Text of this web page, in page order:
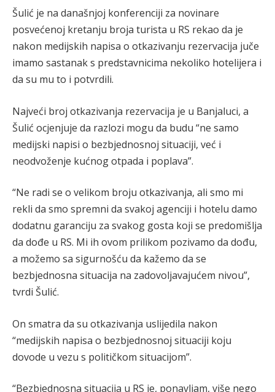
Šulić je na današnjoj konferenciji za novinare
posvećenoj kretanju broja turista u RS rekao da je
nakon medijskih napisa o otkazivanju rezervacija juče
imamo sastanak s predstavnicima nekoliko hotelijera i
da su mu to i potvrdili.
Najveći broj otkazivanja rezervacija je u Banjaluci, a
Šulić ocjenjuje da razlozi mogu da budu “ne samo
medijski napisi o bezbjednosnoj situaciji, već i
neodvoženje kućnog otpada i poplava”.
“Ne radi se o velikom broju otkazivanja, ali smo mi
rekli da smo spremni da svakoj agenciji i hotelu damo
dodatnu garanciju za svakog gosta koji se predomišlja
da dođe u RS. Mi ih ovom prilikom pozivamo da dođu,
a možemo sa sigurnošću da kažemo da se
bezbjednosna situacija na zadovoljavajućem nivou”,
tvrdi Šulić.
On smatra da su otkazivanja uslijedila nakon
“medijskih napisa o bezbjednosnoj situaciji koju
dovode u vezu s političkom situacijom”.
“Bezbjednosna situacija u RS je, ponavljam, više nego